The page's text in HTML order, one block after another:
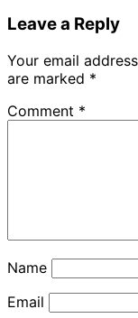
Leave a Reply
Your email
are marked *
Comment *
Name
Email